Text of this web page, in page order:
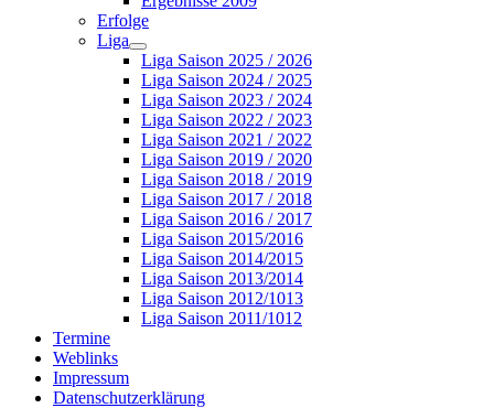
Erfolge
Liga
Liga Saison 2025 / 2026
Liga Saison 2024 / 2025
Liga Saison 2023 / 2024
Liga Saison 2022 / 2023
Liga Saison 2021 / 2022
Liga Saison 2019 / 2020
Liga Saison 2018 / 2019
Liga Saison 2017 / 2018
Liga Saison 2016 / 2017
Liga Saison 2015/2016
Liga Saison 2014/2015
Liga Saison 2013/2014
Liga Saison 2012/1013
Liga Saison 2011/1012
Termine
Weblinks
Impressum
Datenschutzerklärung